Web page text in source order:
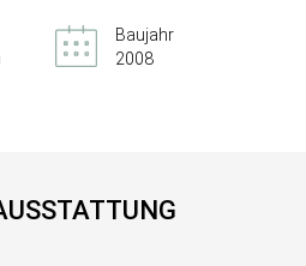
Baujahr
2008